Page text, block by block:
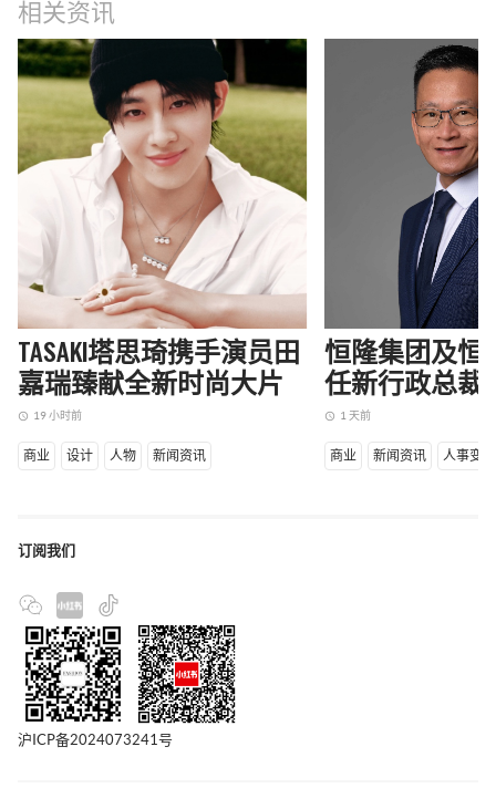
相关资讯
TASAKI塔思琦携手演员田
嘉瑞臻献全新时尚大片
access_time 19 小时前
商业 设计 人物 新闻资讯
恒隆集团及恒
任新行政总裁
access_time 1 天前
商业 新闻资讯 人事变动
订阅我们
沪ICP备2024073241号